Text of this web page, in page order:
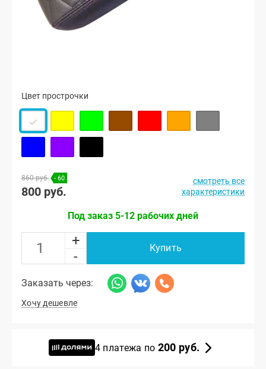
Цвет прострочки
860 руб. - 60
800 руб.
смотреть все
характеристики
Под заказ 5-12 рабочих дней
+
-
Купить
Заказать через:
Хочу дешевле
4 платежа по 200 руб.